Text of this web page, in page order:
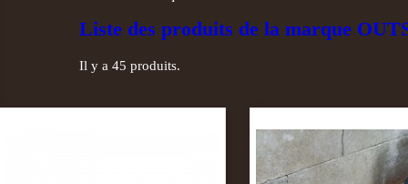
Liste des produits de la marque
Il y a 45 produits.